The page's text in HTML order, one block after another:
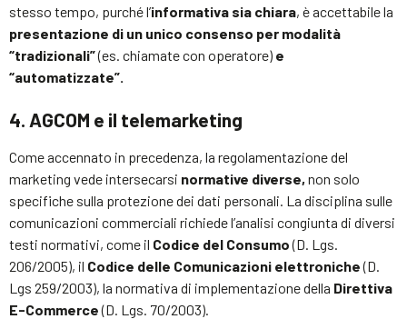
stesso tempo, purché l’informativa sia chiara, è accettabile la
presentazione di un unico consenso per modalità
“tradizionali”(es. chiamate con operatore) e
“automatizzate”.
4. AGCOM e il telemarketing
Come accennato in precedenza, la regolamentazione del
marketing vede intersecarsi normative diverse, non solo
specifiche sulla protezione dei dati personali. La disciplina sulle
comunicazioni commerciali richiede l’analisi congiunta di diversi
testi normativi, come il Codice del Consumo(D. Lgs.
206/2005), il Codice delle Comunicazioni elettroniche(D.
Lgs 259/2003), la normativa di implementazione della Direttiva
E-Commerce(D. Lgs. 70/2003).